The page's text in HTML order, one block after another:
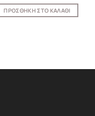
ΠΡΟΣΘΉΚΗ ΣΤΟ ΚΑΛΆΘΙ